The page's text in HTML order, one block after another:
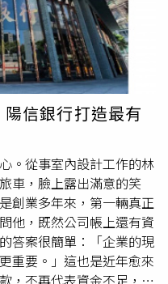
古謠，以及歌劇院後台等
管爭鳴與百年信仰」路
及廟宇文化，旅人可體驗
供）像是，礁溪老爺酒店
，旅客可前往復蘭社認識
琴工坊，了解木材如何經
原本較難接觸的在地生
程。行程包含一泊二食及
，業者也規劃10月「遶
表性民俗活動「蘭陽媽祖
觀察陣頭、神將與北管樂
段的老爺會館，則推出
對」，以探索台北DJ派
旅客走讀林森北路與晴
由DJ領路，以歷史走讀
信銀行打造最有
。從事室內設計工作的林
車，臉上露出滿意的笑
創業多年來，第一輛真正
他，既然公司帳上還有資
答案很簡單：「企業的現
重要。」這也是近年愈來
，不再代表資金不足，而